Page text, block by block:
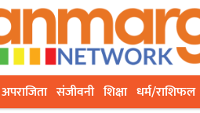
अपराजिता संजीवनी शिक्षा धर्म/राशिफल